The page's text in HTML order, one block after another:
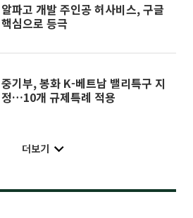
알파고 개발 주인공 허사비스, 구글
핵심으로 등극
중기부, 봉화 K-베트남 밸리특구 지
정…10개 규제특례 적용
더보기